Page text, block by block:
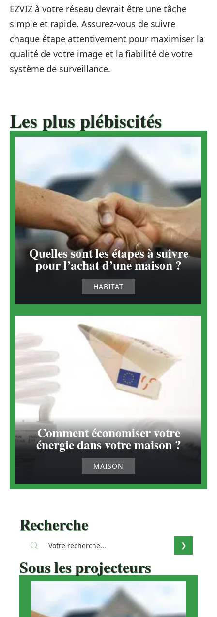
EZVIZ à votre réseau devrait être une tâche
simple et rapide. Assurez-vous de suivre
chaque étape attentivement pour maximiser la
qualité de votre image et la fiabilité de votre
système de surveillance.
Les plus plébiscités
Quelles sont les étapes à suivre
pour l’achat d’une maison ?
HABITAT
Comment économiser votre
énergie dans votre maison ?
MAISON
Recherche
Sous les projecteurs